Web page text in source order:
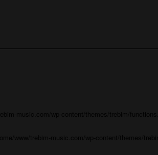
music.com/wp-content/themes/trebim/
www/trebim-music.com/wp-content/themes/